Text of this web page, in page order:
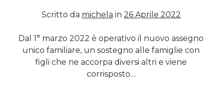
Donne e propensione al rischio: l’impatto sugli investimenti
Commenti Recenti
Del 2023 e di come la mia famiglia sta affrontando la
Scritto da michela in 26 Aprile 2022
Dal 1° marzo 2022 è operativo il nuovo assegno
unico familiare, un sostegno alle famiglie con
figli che ne accorpa diversi altri e viene
corrisposto…